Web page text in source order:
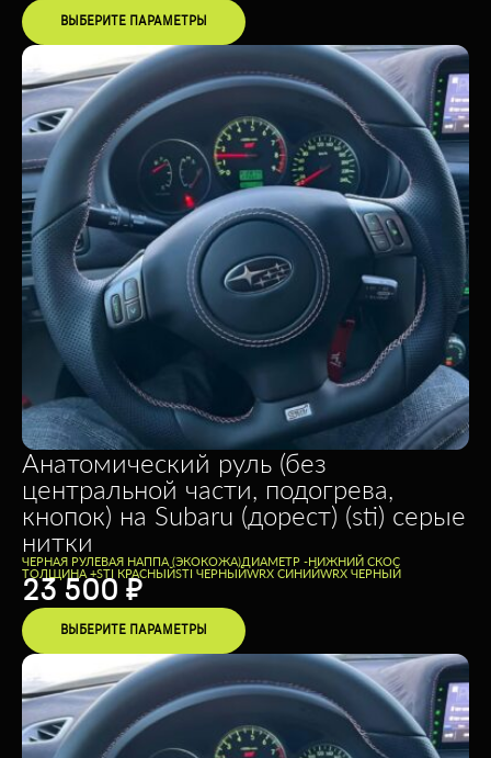
ВЫБЕРИТЕ ПАРАМЕТРЫ
Анатомический руль (без
центральной части, подогрева,
кнопок) на Subaru (дорест) (sti) серые
нитки
ЧЕРНАЯ РУЛЕВАЯ НАППА (ЭКОКОЖА)ДИАМЕТР -НИЖНИЙ СКОС
ТОЛЩИНА +STI КРАСНЫЙSTI ЧЕРНЫЙWRX СИНИЙWRX ЧЕРНЫЙ
23 500 ₽
ВЫБЕРИТЕ ПАРАМЕТРЫ